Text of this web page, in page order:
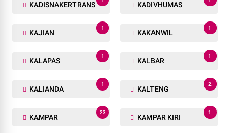
KADISNAKERTRANS KADIVHUMAS
KAJIAN
1
KAKANWIL
1
KALAPAS
1
KALBAR
1
KALIANDA
1
KALTENG
2
KAMPAR
23
KAMPAR KIRI
1